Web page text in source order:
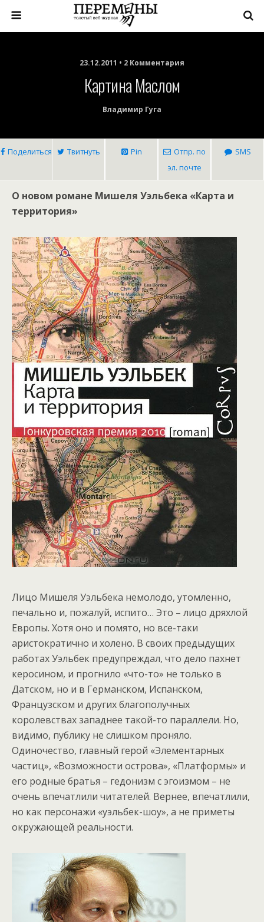
23.12.2011 • 2 Комментария
Картина Маслом
Владимир Гуга
Поделиться Твитнуть Pin
Отпр. по
эл. почте
SMS
О новом романе Мишеля Уэльбека «Карта и
территория»
Лицо Мишеля Уэльбека немолодо, утомленно,
печально и, пожалуй, испито… Это – лицо дряхлой
Европы. Хотя оно и помято, но все-таки
аристократично и холено. В своих предыдущих
работах Уэльбек предупреждал, что дело пахнет
керосином, и прогнило «что-то» не только в
Датском, но и в Германском, Испанском,
Французском и других благополучных
королевствах западнее такой-то параллели. Но,
видимо, публику не слишком проняло.
Одиночество, главный герой «Элементарных
частиц», «Возможности острова», «Платформы» и
его родные братья – гедонизм с эгоизмом – не
очень впечатлили читателей. Вернее, впечатлили,
но как персонажи «уэльбек-шоу», а не приметы
окружающей реальности.